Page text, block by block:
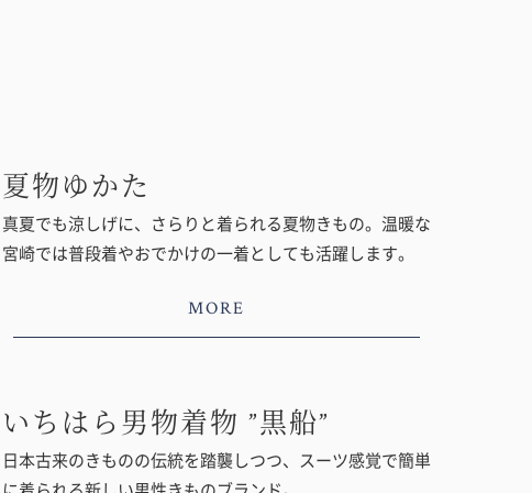
夏物ゆかた
真夏でも涼しげに、さらりと着られる夏物きもの。温暖な
宮崎では普段着やおでかけの一着としても活躍します。
MORE
いちはら男物着物 ”黒船”
日本古来のきものの伝統を踏襲しつつ、スーツ感覚で簡単